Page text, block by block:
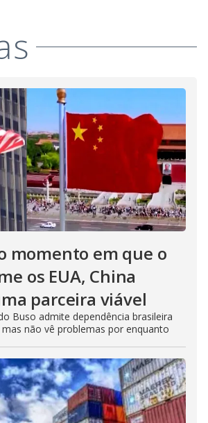
momento em que o
os EUA, China
parceira viável
Buso admite dependência brasileira
não vê problemas por enquanto